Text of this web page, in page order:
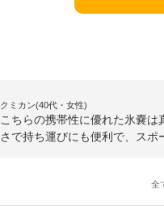
クミカン(40代・女性)
こちらの携帯性に優れた氷嚢
さで持ち運びにも便利で、ス
全